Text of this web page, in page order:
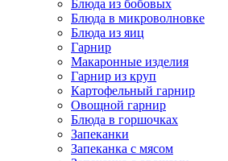
Блюда из бобовых
Блюда в микроволновке
Блюда из яиц
Гарнир
Макаронные изделия
Гарнир из круп
Картофельный гарнир
Овощной гарнир
Блюда в горшочках
Запеканки
Запеканка с мясом